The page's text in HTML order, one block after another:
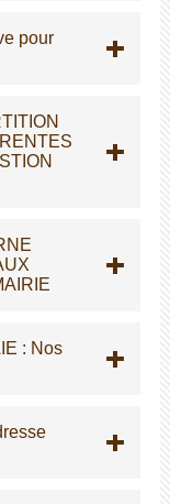
pour
: Nos